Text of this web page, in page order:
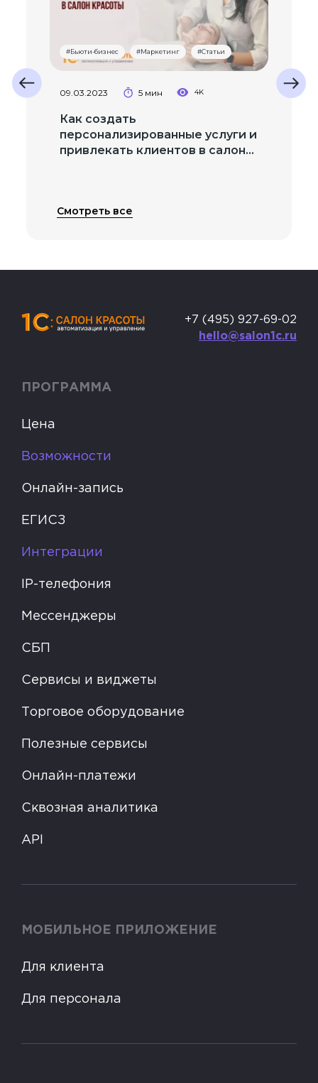
Смотреть все
#Бьюти-бизнес #Маркетинг #Статьи
09.03.2023 5 мин 4K
Как создать
персонализированные услуги и
привлекать клиентов в салон
Next
+7 (495) 927-69-02
hello@salon1c.ru
ПРОГРАММА
Цена
Возможности
Онлайн-запись
ЕГИСЗ
Интеграции
IP-телефония
Мессенджеры
СБП
Сервисы и виджеты
Торговое оборудование
Полезные сервисы
Онлайн-платежи
Сквозная аналитика
API
МОБИЛЬНОЕ ПРИЛОЖЕНИЕ
Для клиента
Для персонала